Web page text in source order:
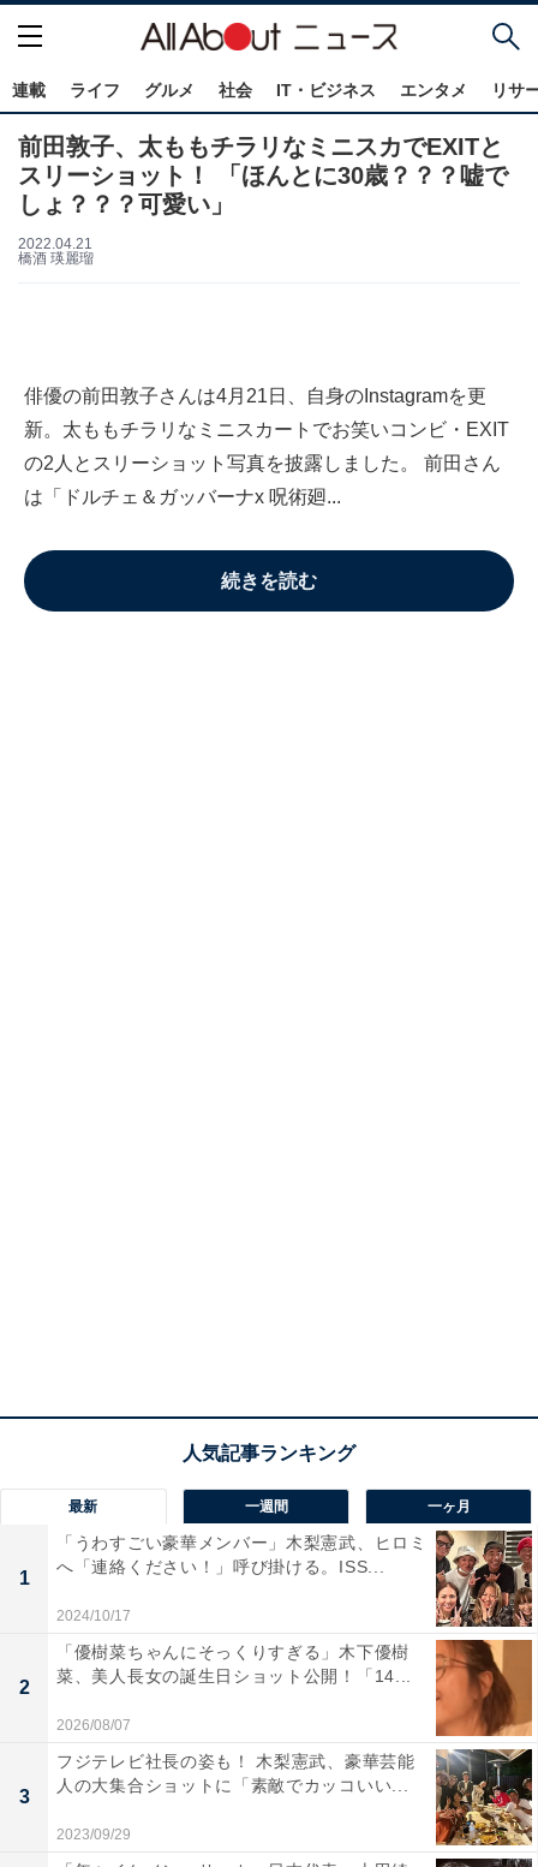
連載 ライフ グルメ 社会 IT・ビジネス エンタメ リサ
前田敦子、太ももチラリなミニスカでEXITと
スリーショット！ 「ほんとに30歳？？？嘘で
しょ？？？可愛い」
2022.04.21
橋酒 瑛麗瑠
俳優の前田敦子さんは4月21日、自身のInstagramを更
新。太ももチラリなミニスカートでお笑いコンビ・EXIT
の2人とスリーショット写真を披露しました。 前田さん
は「ドルチェ＆ガッバーナx 呪術廻...
続きを読む
最新 一週間 一ヶ月
1
「うわすごい豪華メンバー」木梨憲武、ヒロミ
へ「連絡ください！」呼び掛ける。ISS...
2024/10/17
2
「優樹菜ちゃんにそっくりすぎる」木下優樹
菜、美人長女の誕生日ショット公開！「14...
2026/08/07
3
フジテレビ社長の姿も！ 木梨憲武、豪華芸能
人の大集合ショットに「素敵でカッコいい...
2023/09/29